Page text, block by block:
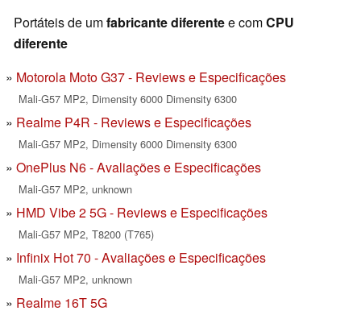
Portáteis de umfabricante diferentee comCPU
diferente
Motorola Moto G37 - Reviews e Especificações
Mali-G57 MP2, Dimensity 6000 Dimensity 6300
Realme P4R - Reviews e Especificações
Mali-G57 MP2, Dimensity 6000 Dimensity 6300
OnePlus N6 - Avaliações e Especificações
Mali-G57 MP2, unknown
HMD Vibe 2 5G - Reviews e Especificações
Mali-G57 MP2, T8200 (T765)
Infinix Hot 70 - Avaliações e Especificações
Mali-G57 MP2, unknown
Realme 16T 5G